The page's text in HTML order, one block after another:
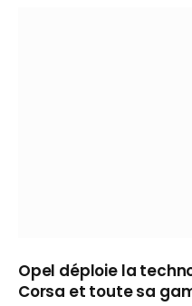
Opel déploie la
Corsa et toute sa